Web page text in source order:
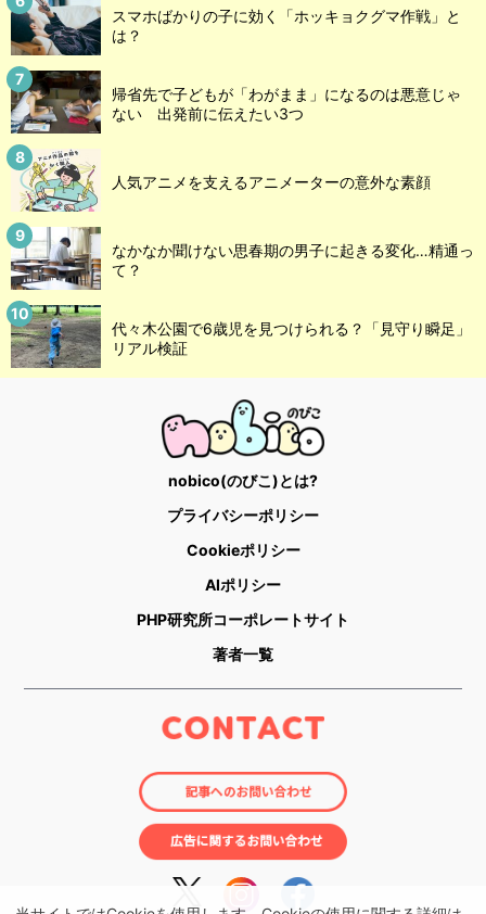
スマホばかりの子に効く「ホッキョクグマ作戦」と
は？
帰省先で子どもが「わがまま」になるのは悪意じゃ
ない 出発前に伝えたい3つ
人気アニメを支えるアニメーターの意外な素顔
なかなか聞けない思春期の男子に起きる変化…精通っ
て？
代々木公園で6歳児を見つけられる？「見守り瞬足」
リアル検証
nobico(のびこ)とは?
プライバシーポリシー
Cookieポリシー
AIポリシー
PHP研究所コーポレートサイト
著者一覧